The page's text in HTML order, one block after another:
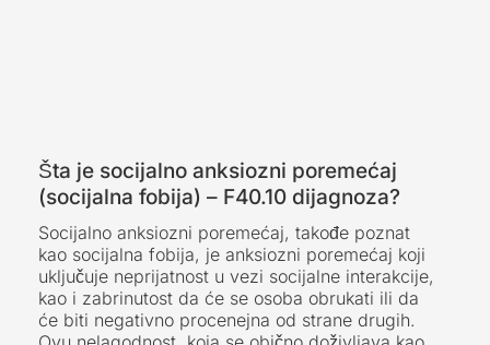
Šta je socijalno anksiozni poremećaj
(socijalna fobija) – F40.10 dijagnoza?
Socijalno anksiozni poremećaj, takođe poznat
kao socijalna fobija, je anksiozni poremećaj koji
uključuje neprijatnost u vezi socijalne interakcije,
kao i zabrinutost da će se osoba obrukati ili da
će biti negativno procenejna od strane drugih.